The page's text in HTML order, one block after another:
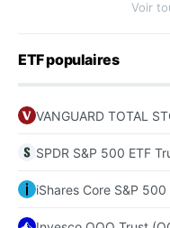
Voir
ETF populaires
VANGUARD TOTAL
SPDR S&P 500 ETF
iShares Core S&P 500